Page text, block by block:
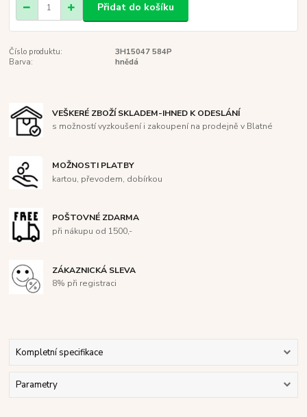
Přidat do košíku
Číslo produktu:
3H15047 584P
Barva:
hnědá
VEŠKERÉ ZBOŽÍ SKLADEM-IHNED K ODESLÁNÍ
s možností vyzkoušení i zakoupení na prodejně v Blatné
MOŽNOSTI PLATBY
kartou, převodem, dobírkou
POŠTOVNÉ ZDARMA
při nákupu od 1500,-
ZÁKAZNICKÁ SLEVA
8% při registraci
Kompletní specifikace
Parametry